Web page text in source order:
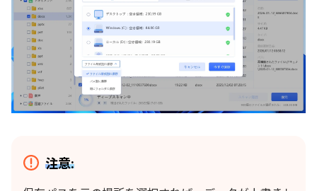
注意: